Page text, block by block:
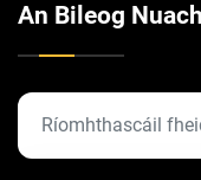
An Bileog